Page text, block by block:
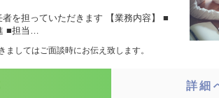
を担っていただきます 【業務内容】 ■
■担当…
してはご面談時にお伝え致します。
詳細